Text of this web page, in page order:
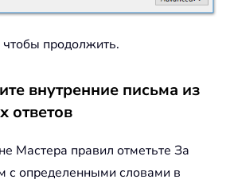
продолжить.
внутренние письма из
ответов
Мастера правил отметьте За
с определенными словами в